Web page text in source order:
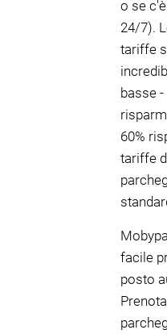
o se
24/7).
tariffe
basse
60%
tariffe
facile
posto